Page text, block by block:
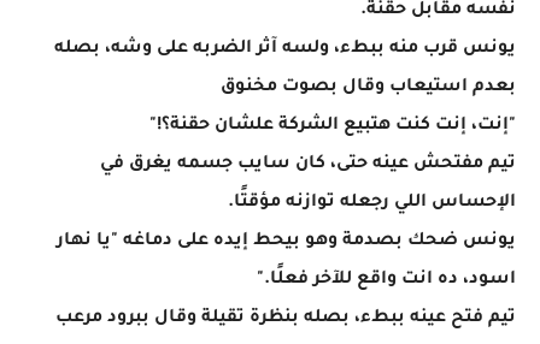
نفسه مقابل حقنة.
يونس قرب منه ببطء، ولسه آثر الضربه على وشه، بصله
بعدم استيعاب وقال بصوت مخنوق
"إنت، إنت كنت هتبيع الشركة علشان حقنة؟!"
تيم مفتحش عينه حتى، كان سايب جسمه يغرق في
الإحساس اللي رجعله توازنه مؤقتًا.
يونس ضحك بصدمة وهو بيحط إيده على دماغه "يا نهار
اسود، ده انت واقع للآخر فعلًا."
تيم فتح عينه ببطء، بصله بنظرة تقيلة وقال ببرود مرعب